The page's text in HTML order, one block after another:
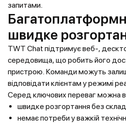
запитами.
швидке
TWT Chat підтримує веб-,
середовища, що робить його
пристрою. Команди можуть
відповідати клієнтам у режимі
Серед ключових переваг можна
швидке розгортання без
немає потреби у важкій